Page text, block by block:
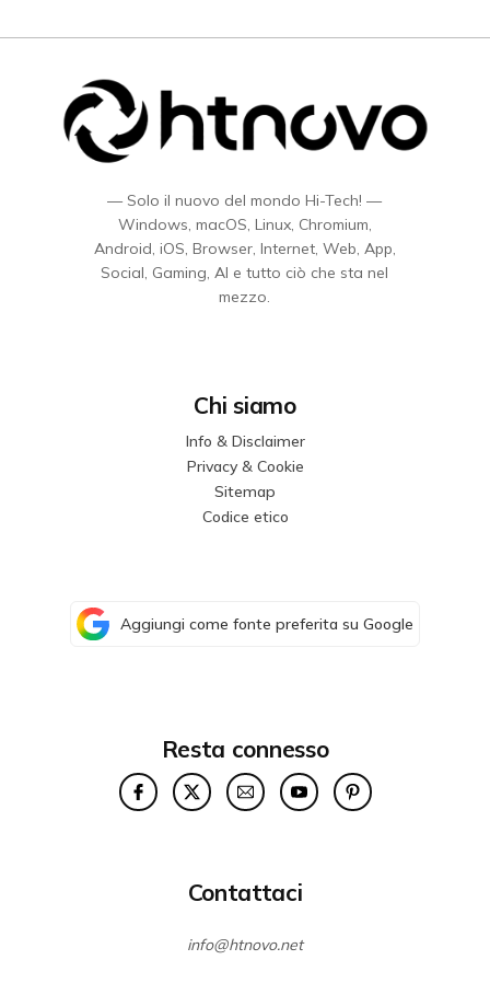
— Solo il nuovo del mondo Hi-Tech! —
Windows, macOS, Linux, Chromium,
Android, iOS, Browser, Internet, Web, App,
Social, Gaming, AI e tutto ciò che sta nel
mezzo.
Chi siamo
Info & Disclaimer
Privacy & Cookie
Sitemap
Codice etico
Aggiungi come fonte preferita su Google
Resta connesso
Contattaci
info@htnovo.net